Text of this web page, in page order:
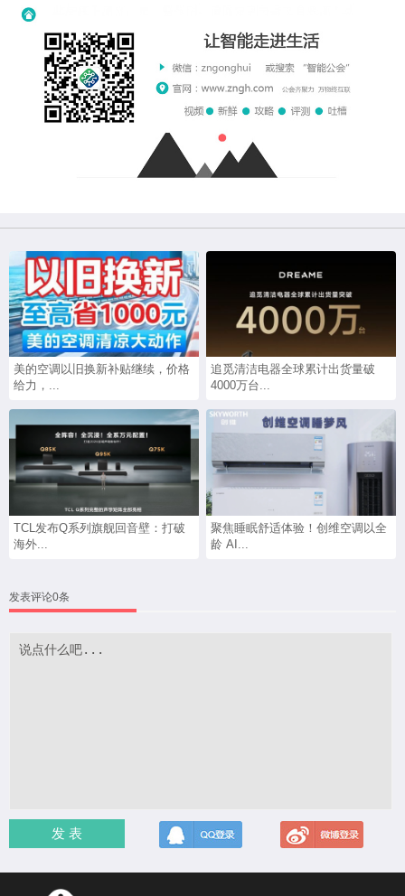
美的空调以旧换新补贴继续，价格
给力，...
追觅清洁电器全球累计出货量破
4000万台...
TCL发布Q系列旗舰回音壁：打破
海外...
聚焦睡眠舒适体验！创维空调以全
龄 AI...
发表评论0条
发 表